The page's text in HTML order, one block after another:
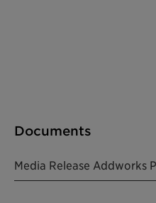
Documents